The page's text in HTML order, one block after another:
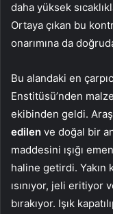
daha yüksek
Ortaya çıkan bu
onarımına da
Bu alandaki en
Enstitüsü’nden
ekibinden geldi.
edilen ve doğal bir
maddesini ışığı
haline getirdi. Yakın
ısınıyor, jeli
bırakıyor. Işık